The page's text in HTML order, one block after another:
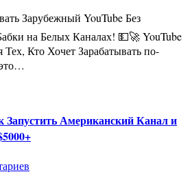
на Белых Каналах! 💵🚀 YouTube
Тех, Кто Хочет Зарабатывать по-
Запустить Американский Канал и